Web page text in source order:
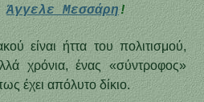
Άγγελε Μεσσάρη!
είναι ήττα του πολιτισμού,
χρόνια, ένας «σύντροφος»
έχει απόλυτο δίκιο.